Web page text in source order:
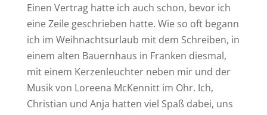
Einen Vertrag hatte ich auch schon, bevor ich
eine Zeile geschrieben hatte. Wie so oft begann
ich im Weihnachtsurlaub mit dem Schreiben, in
einem alten Bauernhaus in Franken diesmal,
mit einem Kerzenleuchter neben mir und der
Musik von Loreena McKennitt im Ohr. Ich,
Christian und Anja hatten viel Spaß dabei, uns